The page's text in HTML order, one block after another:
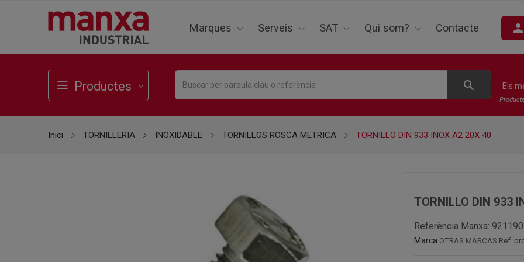
Marques Serveis SAT Qui som? Contacte person
Productes search Els
Inici TORNILLERIA INOXIDABLE TORNILLOS ROSCA METRICA TORNILLO DIN 933 INOX A2 20X 40
TORNILLO DIN 933
Referència Manxa: 921190
Marca OTRAS MARCAS Ref.